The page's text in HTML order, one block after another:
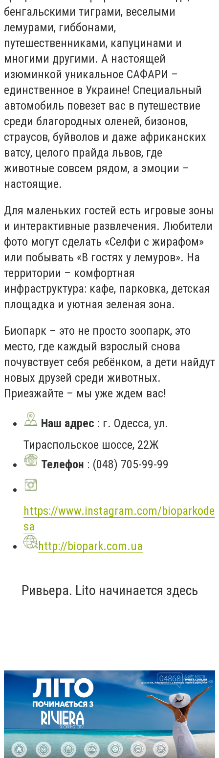
бенгальскими тиграми, веселыми
лемурами, гиббонами,
путешественниками, капуцинами и
многими другими. А настоящей
изюминкой уникальное САФАРИ –
единственное в Украине! Специальный
автомобиль повезет вас в путешествие
среди благородных оленей, бизонов,
страусов, буйволов и даже африканских
ватсу, целого прайда львов, где
животные совсем рядом, а эмоции –
настоящие.
Для маленьких гостей есть игровые зоны
и интерактивные развлечения. Любители
фото могут сделать «Селфи с жирафом»
или побывать «В гостях у лемуров». На
территории – комфортная
инфраструктура: кафе, парковка, детская
площадка и уютная зеленая зона.
Биопарк – это не просто зоопарк, это
место, где каждый взрослый снова
почувствует себя ребёнком, а дети найдут
новых друзей среди животных.
Приезжайте – мы уже ждем вас!
Наш адрес : г. Одесса, ул.
Тираспольское шоссе, 22Ж
Телефон : (048) 705-99-99
https://www.instagram.com/bioparkode
sa
http://biopark.com.ua
Ривьера. Lito начинается здесь